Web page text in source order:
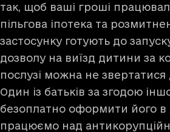
так, щоб ваші гроші
пільгова іпотека та
застосунку готують до
дозволу на виїзд дитини за
послузі можна не звертатися
Один із батьків за згодою
безоплатно оформити його в
працюємо над